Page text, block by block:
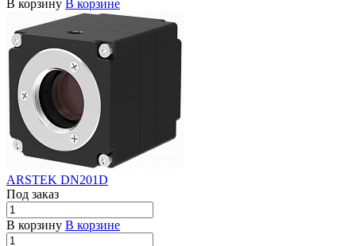
В корзину В корзине
ARSTEK DN201D
Под заказ
В корзину В корзине